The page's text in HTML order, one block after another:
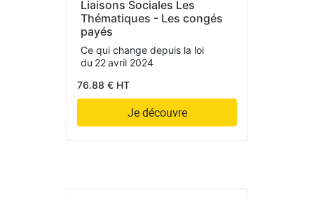
Liaisons Sociales Les
Thématiques - Les congés
payés
Ce qui change depuis la loi
du 22 avril 2024
76.88 € HT
Je découvre